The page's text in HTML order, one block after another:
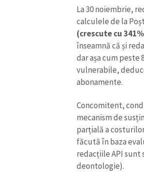
La 30 noiembrie,
calculele de la
(crescute cu
înseamnă că și
dar așa cum peste
vulnerabile,
abonamente.
Concomitent,
mecanism de
parțială a
făcută în baza
redacțiile API
deontologie).